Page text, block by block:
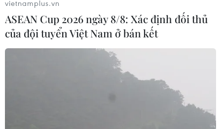
Iraq mở lại hoàn toàn trạm kiểm soát biên
Việc đóng cửa khẩu Shalamcheh hồi tuần trước, được
cho là do Tehran yêu cầu, chỉ có hiệu lực đối với người
vietnamplus.vn
ASEAN Cup 2026 ngày 8/8: Xác định đối thủ
của đội tuyển Việt Nam ở bán kết